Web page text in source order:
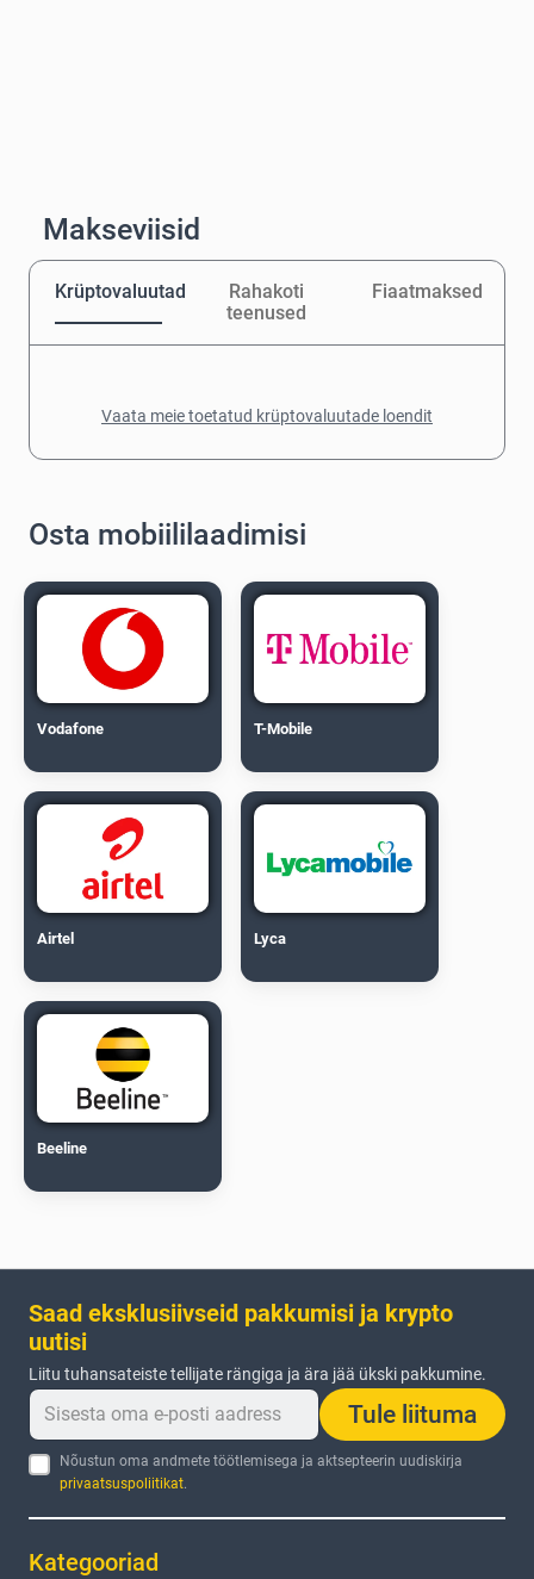
Makseviisid
Krüptovaluutad
Rahakoti
teenused
Fiaatmaksed
Vaata meie toetatud krüptovaluutade loendit
Osta mobiililaadimisi
Vodafone T-Mobile
Airtel Lyca
Beeline
Saad eksklusiivseid pakkumisi ja krypto
uutisi
Liitu tuhansateiste tellijate rängiga ja ära jää ükski pakkumine.
Tule liituma
Nõustun oma andmete töötlemisega ja aktsepteerin uudiskirja
privaatsuspoliitikat.
Kategooriad